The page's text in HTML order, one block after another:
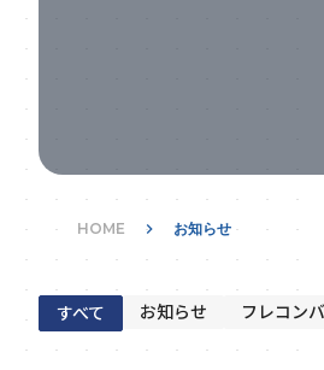
HOME keyboard_arrow_right お知らせ
すべて お知らせ フレコン